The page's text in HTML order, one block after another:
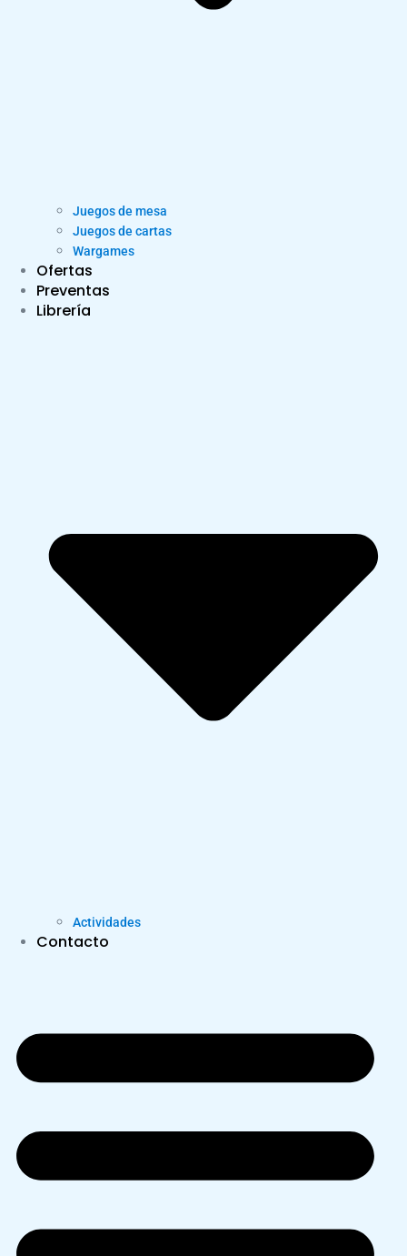
Juegos de mesa
Juegos de cartas
Wargames
Ofertas
Preventas
Librería
Actividades
Contacto